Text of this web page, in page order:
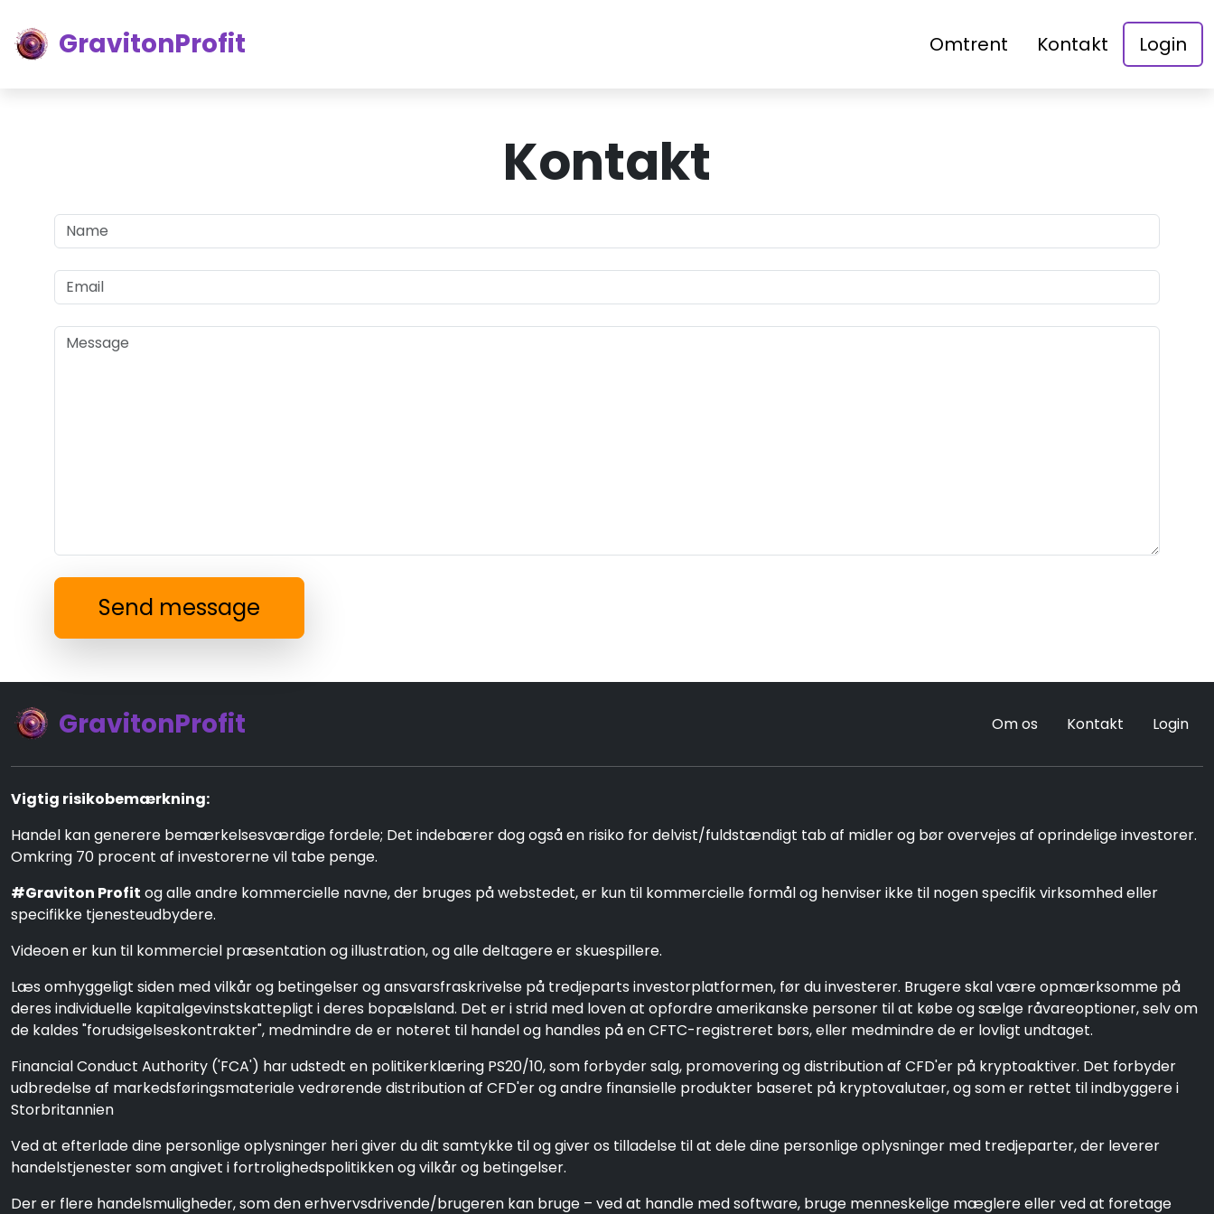
GravitonProfit Omtrent Kontakt Login
Kontakt
Send message
GravitonProfit Om os Kontakt Login
Vigtig risikobemærkning:
Handel kan generere bemærkelsesværdige fordele; Det indebærer dog også en risiko for delvist/fuldstændigt tab af midler og bør overvejes af oprindelige investorer.
Omkring 70 procent af investorerne vil tabe penge.
#Graviton Profit og alle andre kommercielle navne, der bruges på webstedet, er kun til kommercielle formål og henviser ikke til nogen specifik virksomhed eller
specifikke tjenesteudbydere.
Videoen er kun til kommerciel præsentation og illustration, og alle deltagere er skuespillere.
Læs omhyggeligt siden med vilkår og betingelser og ansvarsfraskrivelse på tredjeparts investorplatformen, før du investerer. Brugere skal være opmærksomme på
deres individuelle kapitalgevinstskattepligt i deres bopælsland. Det er i strid med loven at opfordre amerikanske personer til at købe og sælge råvareoptioner, selv om
de kaldes "forudsigelseskontrakter", medmindre de er noteret til handel og handles på en CFTC-registreret børs, eller medmindre de er lovligt undtaget.
Financial Conduct Authority ('FCA') har udstedt en politikerklæring PS20/10, som forbyder salg, promovering og distribution af CFD'er på kryptoaktiver. Det forbyder
udbredelse af markedsføringsmateriale vedrørende distribution af CFD'er og andre finansielle produkter baseret på kryptovalutaer, og som er rettet til indbyggere i
Storbritannien
Ved at efterlade dine personlige oplysninger heri giver du dit samtykke til og giver os tilladelse til at dele dine personlige oplysninger med tredjeparter, der leverer
handelstjenester som angivet i fortrolighedspolitikken og vilkår og betingelser.
Der er flere handelsmuligheder, som den erhvervsdrivende/brugeren kan bruge – ved at handle med software, bruge menneskelige mæglere eller ved at foretage